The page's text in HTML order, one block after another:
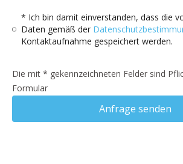
* Ich bin damit einverstanden, dass die
Daten gemäß der
Kontaktaufnahme gespeichert werden.
Die mit * gekennzeichneten Felder sind
Formular
Anfrage senden